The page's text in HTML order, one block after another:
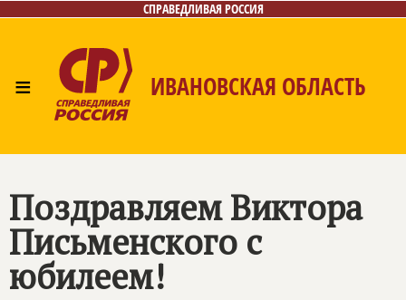
СПРАВЕДЛИВАЯ РОССИЯ
≡ ИВАНОВСКАЯ ОБЛАСТЬ
Контакты
Поздравляем Виктора
Письменского с
юбилеем!